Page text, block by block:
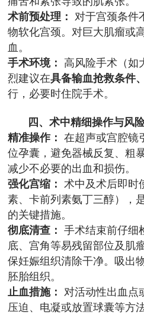
术前预处理： 对于宫颈条件
物软化宫颈。对巨大肌瘤或
血。
手术环境： 高风险手术（如
烈建议在具备输血抢救条件
行，必要时住院手术。
四、术中精细操作与风
精准操作： 在超声或宫腔镜
位孕囊，避免器械反复、粗
减少不必要的出血和损伤。
强化宫缩： 术中及术后即时
素、卡前列素氨丁三醇），
的关键措施。
彻底清查： 手术结束前仔细
底、宫角等易残留部位及肌
保妊娠组织清除干净。吸出
胚胎组织。
止血措施： 对活动性出血点
压迫、电凝或放置球囊等方法